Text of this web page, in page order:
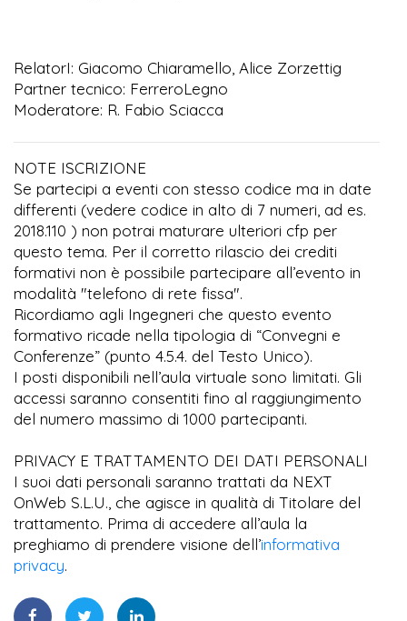
RelatorI: Giacomo Chiaramello, Alice Zorzettig
Partner tecnico: FerreroLegno
Moderatore: R. Fabio Sciacca
NOTE ISCRIZIONE
Se partecipi a eventi con stesso codice ma in date
differenti (vedere codice in alto di 7 numeri, ad es.
2018.110 ) non potrai maturare ulteriori cfp per
questo tema. Per il corretto rilascio dei crediti
formativi non è possibile partecipare all’evento in
modalità "telefono di rete fissa".
Ricordiamo agli Ingegneri che questo evento
formativo ricade nella tipologia di “Convegni e
Conferenze” (punto 4.5.4. del Testo Unico).
I posti disponibili nell’aula virtuale sono limitati. Gli
accessi saranno consentiti fino al raggiungimento
del numero massimo di 1000 partecipanti.
PRIVACY E TRATTAMENTO DEI DATI PERSONALI
I suoi dati personali saranno trattati da NEXT
OnWeb S.L.U., che agisce in qualità di Titolare del
trattamento. Prima di accedere all’aula la
preghiamo di prendere visione dell’informativa
privacy.